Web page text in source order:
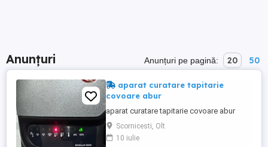
Anunțuri Anunțuri pe pagină: 20 50
aparat curatare tapitarie
covoare abur
aparat curatare tapitarie covoare abur
Scornicesti, Olt
10 iulie